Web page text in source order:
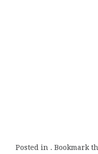
Posted in . Bookmark